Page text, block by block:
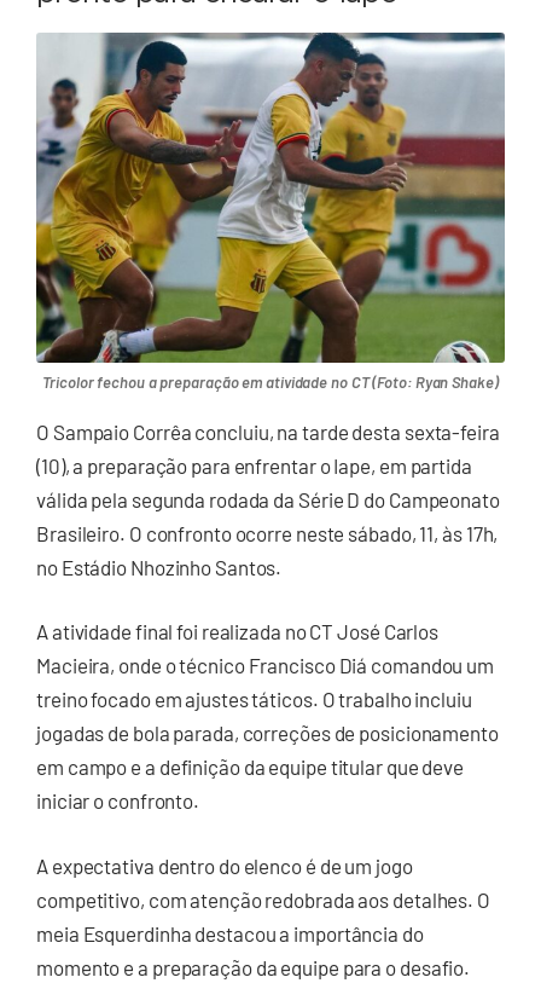
Tricolor fechou a preparação em atividade no CT (Foto: Ryan Shake)
O Sampaio Corrêa concluiu, na tarde desta sexta-feira
(10), a preparação para enfrentar oIape, em partida
válida pela segunda rodada da Série D do Campeonato
Brasileiro. O confronto ocorre neste sábado, 11, às 17h,
no Estádio Nhozinho Santos.
A atividade final foi realizada no CT José Carlos
Macieira, onde o técnico Francisco Diá comandou um
treino focado em ajustes táticos. O trabalho incluiu
jogadas de bola parada, correções de posicionamento
em campo e a definição da equipe titular que deve
iniciar o confronto.
A expectativa dentro do elenco é de um jogo
competitivo, com atenção redobrada aos detalhes. O
meia Esquerdinha destacou a importância do
momento e a preparação da equipe para o desafio.